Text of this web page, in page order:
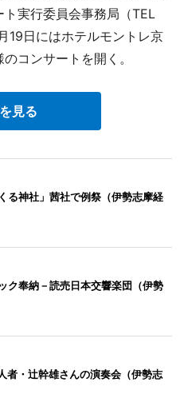
実行委員会事務局（TEL
19日にはホテルモントレ京
コンサートを開く。
見る
る神社」茜社で例祭（伊勢志摩経
ク奉納－読売日本交響楽団（伊勢
者・辻幹雄さんの演奏会（伊勢志